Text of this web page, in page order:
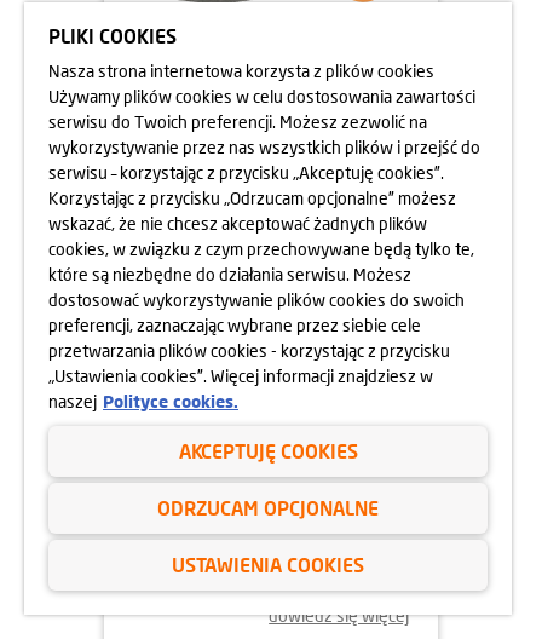
05.06.2025
DBAMY O FORMĘ STRAŻAKÓW
dowiedz się więcej
02.06.2025
ODYSEJA UMYSŁU 2025
dowiedz się więcej
PLIKI COOKIES
Nasza strona internetowa korzysta z plików cookies
Używamy plików cookies w celu dostosowania zawartości
serwisu do Twoich preferencji. Możesz zezwolić na
wykorzystywanie przez nas wszystkich plików i przejść do
serwisu – korzystając z przycisku „Akceptuję cookies”.
Korzystając z przycisku „Odrzucam opcjonalne” możesz
wskazać, że nie chcesz akceptować żadnych plików
cookies, w związku z czym przechowywane będą tylko te,
które są niezbędne do działania serwisu. Możesz
dostosować wykorzystywanie plików cookies do swoich
preferencji, zaznaczając wybrane przez siebie cele
przetwarzania plików cookies - korzystając z przycisku
„Ustawienia cookies”. Więcej informacji znajdziesz w
naszej Polityce cookies.
AKCEPTUJĘ COOKIES
ODRZUCAM OPCJONALNE
USTAWIENIA COOKIES